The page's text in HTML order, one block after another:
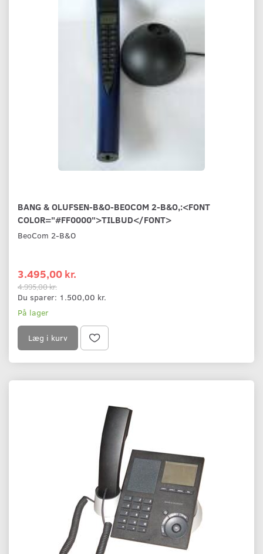
BANG & OLUFSEN-B&O-BEOCOM 2-B&O,:<FONT
COLOR="#FF0000">TILBUD</FONT>
BeoCom 2-B&O
3.495,00 kr.
4.995,00 kr.
Du sparer: 1.500,00 kr.
På lager
Læg i kurv